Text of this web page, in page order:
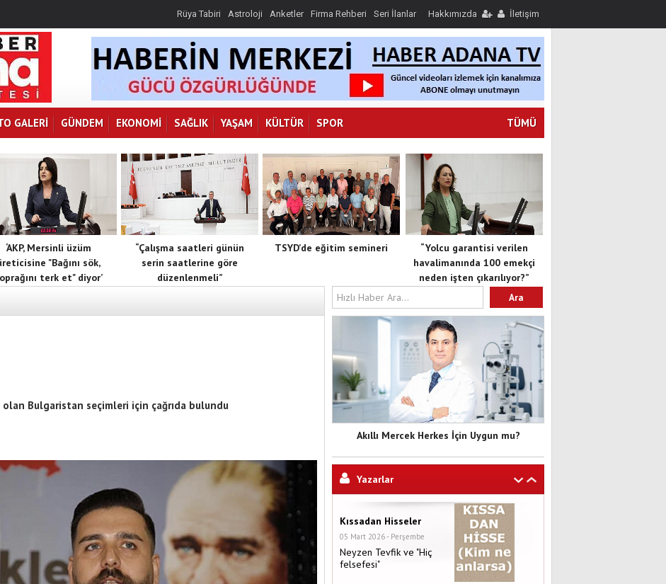
Rüya Tabiri Astroloji Anketler Firma Rehberi Seri İlanlar Hakkımızda İletişim
GALERI GÜNDEM EKONOMI SAĞLIK YAŞAM KÜLTÜR SPOR TÜMÜ
‘AKP, Mersinli üzüm
"Bağını sök,
terk et" diyor’
“Çalışma saatleri günün
serin saatlerine göre
düzenlenmeli”
“Yolcu garantisi verilen
havalimanında 100 emekçi
neden işten çıkarılıyor?”
TSYD’de eğitim semineri
olan Bulgaristan seçimleri için çağrıda bulundu
Akıllı Mercek Herkes İçin Uygun mu?
Yazarlar
Kıssadan Hisseler
05 Mart 2026 - Perşembe
Neyzen Tevfik ve "Hiç
felsefesi"